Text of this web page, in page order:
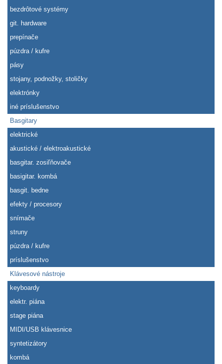
bezdrôtové systémy
git. hardware
prepínače
púzdra / kufre
pásy
stojany, podnožky, stoličky
elektrónky
iné príslušenstvo
Basgitary
elektrické
akustické / elektroakustické
basgitar. zosiľňovače
basigitar. kombá
basgit. bedne
efekty / procesory
snímače
struny
púzdra / kufre
príslušenstvo
Klávesové nástroje
keyboardy
elektr. piána
stage piána
MIDI/USB klávesnice
syntetizátory
kombá